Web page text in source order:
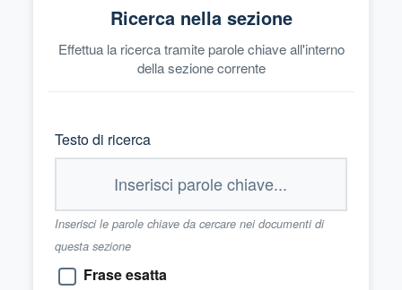
Ricerca nella sezione
Effettua la ricerca tramite parole chiave all'interno
della sezione corrente
Testo di ricerca
Inserisci le parole chiave da cercare nei documenti di
questa sezione
Frase esatta